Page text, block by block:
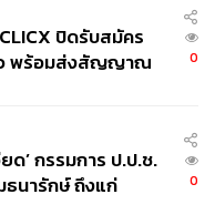
แนนแล้วแสดงต่อผู้อื่น
ห้ามใช้เครื่องมือหรือ
ปิดรับสมัคร
ว พร้อมส่งสัญญาณ
0
ด’ กรรมการ ป.ป.ช.
นารักษ์ ถึงแก่
0